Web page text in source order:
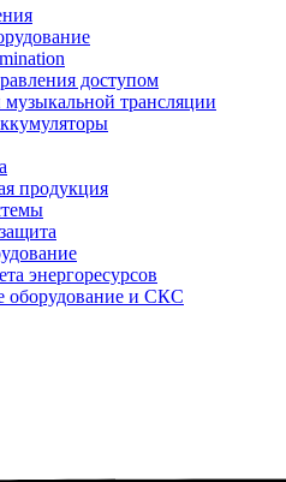
доступом
трансляции
продукция
энергоресурсов
оборудование и СКС